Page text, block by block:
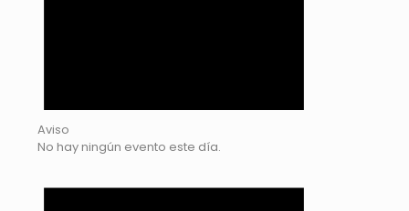
Aviso
No hay ningún evento este día.